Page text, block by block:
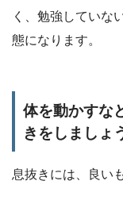
く、勉強していな
態になります。
体を動かすな
きをしましょ
息抜きには、良い